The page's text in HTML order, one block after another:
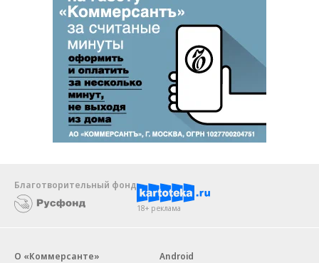
Благотворительный фонд
18+ реклама
О «Коммерсанте»
Android